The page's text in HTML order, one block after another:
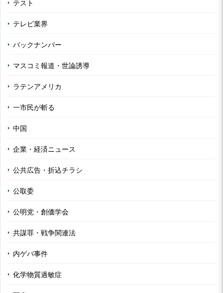
テスト
テレビ業界
バックナンバー
マスコミ報道・世論誘導
ラテンアメリカ
一市民が斬る
中国
企業・経済ニュース
公共広告・折込チラシ
公取委
公明党・創価学会
共謀罪・戦争関連法
内ゲバ事件
化学物質過敏症